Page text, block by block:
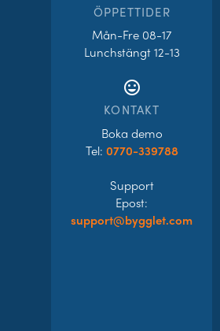
ÖPPETTIDER
Mån-Fre 08-17
Lunchstängt 12-13
tag_faces
KONTAKT
Boka demo
Tel: 0770-339788
Support
Epost:
support@bygglet.com